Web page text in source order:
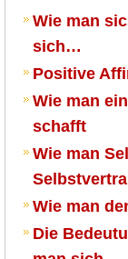
Wie man
sich…
Positive
Wie man
schafft
Wie man
Wie man
Die